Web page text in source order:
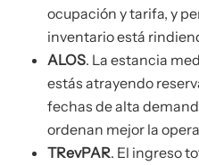
ocupación y tarifa, y
inventario está
ALOS. La estancia
estás atrayendo
fechas de alta
ordenan mejor la
TRevPAR. El ingreso